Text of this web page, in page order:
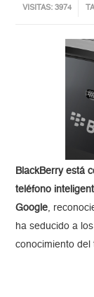
VISITAS: 3974
BlackBerry está
teléfono
Google,
ha seducido a
conocimiento del